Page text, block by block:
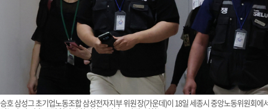
호 삼성그 초기업노동조합 삼성전자지부 위원장(가운데)이 18일 세종시 중앙노동위원회에